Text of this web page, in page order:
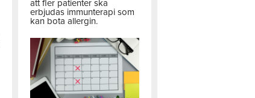
att fler patienter ska
erbjudas immunterapi som
kan bota allergin.